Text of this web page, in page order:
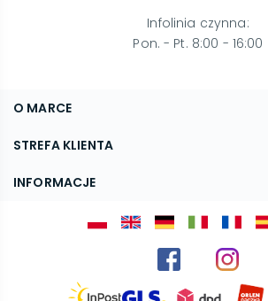
O MARCE
O nas
Blog
STREFA KLIENTA
FAQ
INFORMACJE
Infolinia czynna:
Pon. - Pt. 8:00 - 16:00